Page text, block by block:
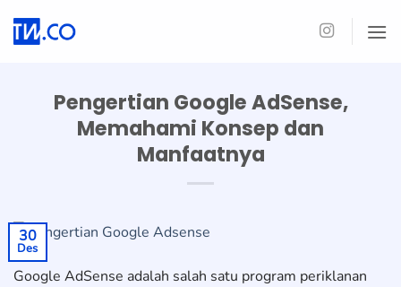
Pengertian Google AdSense,
Memahami Konsep dan
Manfaatnya
30
Des
Google AdSense adalah salah satu program periklanan